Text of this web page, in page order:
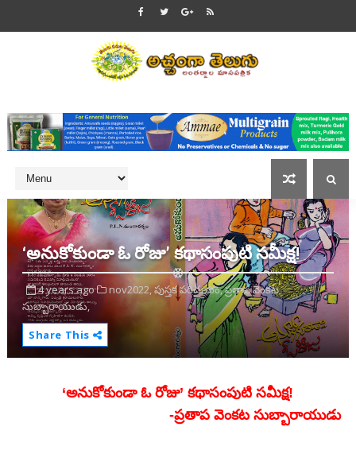
‘అనుకోకుండా ఓ రోజు’ కథాసంపుటి సమీక్ష!
4 years ago nov2022,పుస్తక పరిచయం,ప్రతాప వెంకట
సుబ్బారాయుడు,
Share This
‘అనుకోకుండా ఓ రోజు’ కథాసంపుటి సమీక్ష!
-ప్రతాప వెంకట సుబ్బారాయుడు